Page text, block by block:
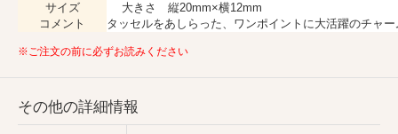
サイズ
大きさ 縦20mm×横12mm
コメント
タッセルをあしらった、ワンポイントに大活躍のチャ
※ご注文の前に必ずお読みください
その他の詳細情報